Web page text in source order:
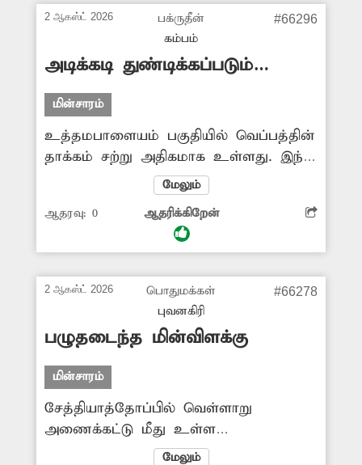
இருப்பதால், மேம்பாலப் பகுதி இருள்
சூழ்ந்து காணப்படுகிறது. இரவில்
மேம்பாலத்தை கடந்து செல்ல மக்கள்
அச்சப்படுகின்றனர். சோலார் மின்
விளக்குகளை எரியவிட அதிகாரிகள்
நடவடிக்கை எடுக்க வேண்டும்.
-சிவதாஸ், சோளிங்கர்.
2 ஆகஸ்ட் 2026
பக்ருதீன்
கம்பம்
#66296
அடிக்கடி துண்டிக்கப்படும்
மின்சாரம்
மின்சாரம்
உத்தமபாளையம் பகுதியில் வெப்பத்தின்
தாக்கம் சற்று அதிகமாக உள்ளது. இந்த
நிலையில் முன்அறிவிப்பு இன்றி அடிக்கடி
மின்சாரம் துண்டிக்கப்படுகிறது. இதனால்
குழந்தைகள் முதல் வயதானவர்கள் வரை
வெப்பத்தின் தாக்கத்தை தாங்க
எனவே தடையின்றி மின்சாரம் வழங்க
சம்பந்தப்பட்ட அதிகாரிகள் நடவடிக்கை
எடுக்க வேண்டும்.
மேலும்
ஆதரவு: 0 ஆதரிக்கிறேன்
2 ஆகஸ்ட் 2026
பொதுமக்கள்
புவனகிரி
#66278
பழுதடைந்த மின்விளக்கு
மின்சாரம்
சேத்தியாத்தோப்பில் வெள்ளாறு
அணைக்கட்டு மீது உள்ள
மின்விளக்குகள் பராமரிப்புகள் இன்றி
மேலும்